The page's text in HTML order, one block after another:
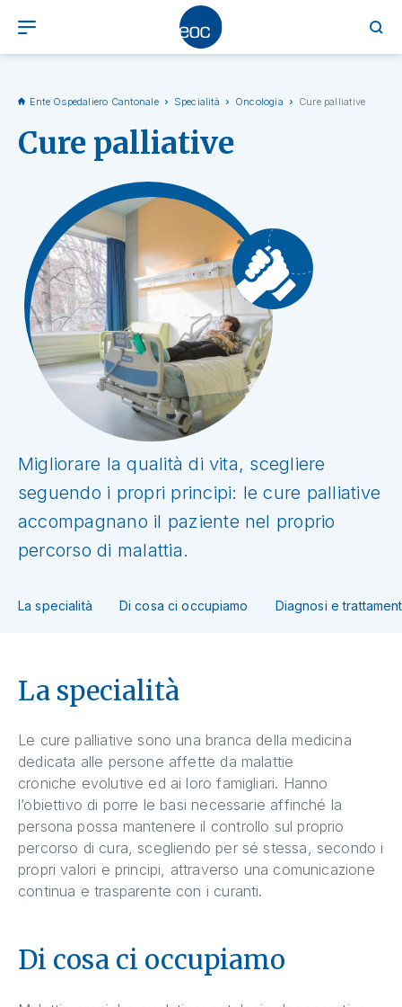
Ente Ospedaliero Cantonale Specialità Oncologia Cure palliative
Cure palliative
Migliorare la qualità di vita, scegliere
seguendo i propri principi: le cure palliative
accompagnano il paziente nel proprio
percorso di malattia.
La specialità Di cosa ci occupiamo Diagnosi e
La specialità
Le cure palliative sono una branca della medicina
dedicata alle persone affette da malattie
croniche evolutive ed ai loro famigliari. Hanno
l’obiettivo di porre le basi necessarie affinché la
persona possa mantenere il controllo sul proprio
percorso di cura, scegliendo per sé stessa, secondo i
propri valori e principi, attraverso una comunicazione
continua e trasparente con i curanti.
Di cosa ci occupiamo